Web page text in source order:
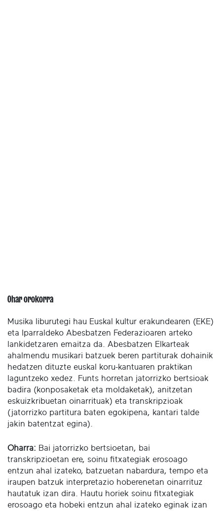
Ohar orokorra
Musika liburutegi hau Euskal kultur erakundearen (EKE)
eta Iparraldeko Abesbatzen Federazioaren arteko
lankidetzaren emaitza da. Abesbatzen Elkarteak
ahalmendu musikari batzuek beren partiturak dohainik
hedatzen dituzte euskal koru-kantuaren praktikan
laguntzeko xedez. Funts horretan jatorrizko bertsioak
badira (konposaketak eta moldaketak), anitzetan
eskuizkribuetan oinarrituak) eta transkripzioak
(jatorrizko partitura baten egokipena, kantari talde
jakin batentzat egina).
Oharra: Bai jatorrizko bertsioetan, bai
transkripzioetan ere, soinu fitxategiak erosoago
entzun ahal izateko, batzuetan nabardura, tempo eta
iraupen batzuk interpretazio hoberenetan oinarrituz
hautatuk izan dira. Hautu horiek soinu fitxategiak
erosoago eta hobeki entzun ahal izateko eginak izan